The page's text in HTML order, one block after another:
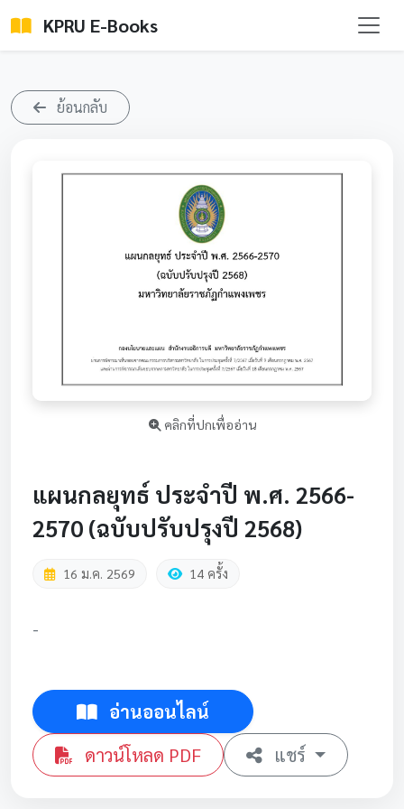
KPRU E-Books
ย้อนกลับ
คลิกที่ปกเพื่ออ่าน
แผนกลยุทธ์ ประจำปี พ.ศ. 2566-
2570 (ฉบับปรับปรุงปี 2568)
16 ม.ค. 2569 14 ครั้ง
-
อ่านออนไลน์
ดาวน์โหลด PDF
แชร์